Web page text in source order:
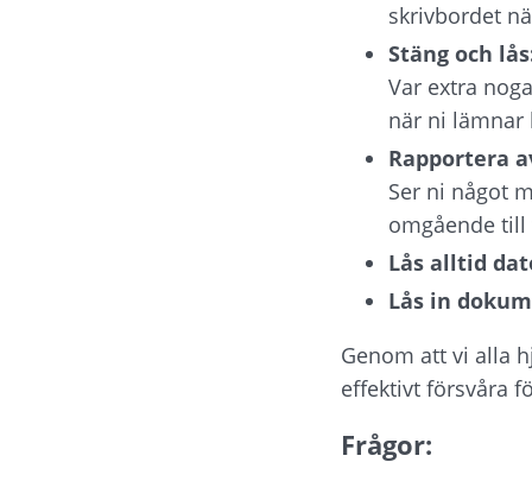
skrivbordet
Stäng och
Var extra
när ni lämnar
Rapportera
Ser ni något
omgående till
Lås alltid
Lås in
Genom att vi alla
effektivt försvåra
Frågor: